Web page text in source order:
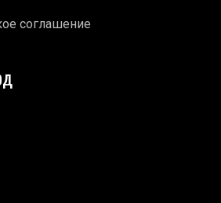
соглашение